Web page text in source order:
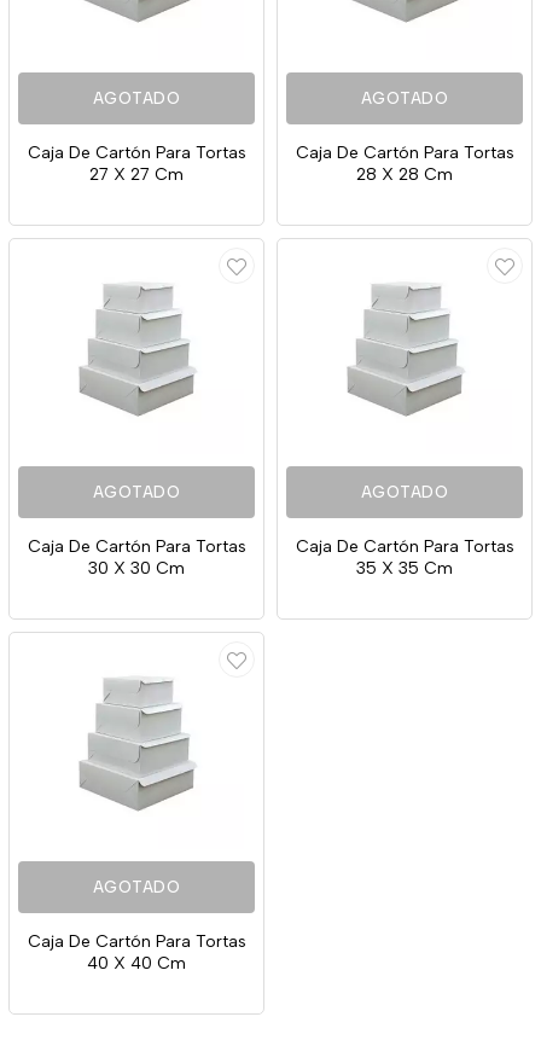
AGOTADO
Caja De Cartón Para Tortas
27 X 27 Cm
AGOTADO
Caja De Cartón Para Tortas
28 X 28 Cm
AGOTADO
Caja De Cartón Para Tortas
30 X 30 Cm
AGOTADO
Caja De Cartón Para Tortas
35 X 35 Cm
AGOTADO
Caja De Cartón Para Tortas
40 X 40 Cm